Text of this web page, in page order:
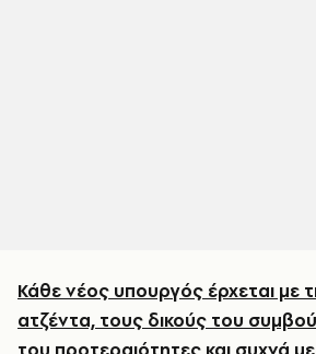
Κάθε νέος υπουργός έρχεται με
ατζέντα, τους δικούς του